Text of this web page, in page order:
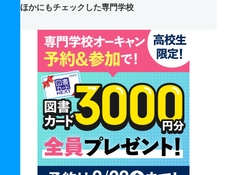
ほかにもチェックした専門学校